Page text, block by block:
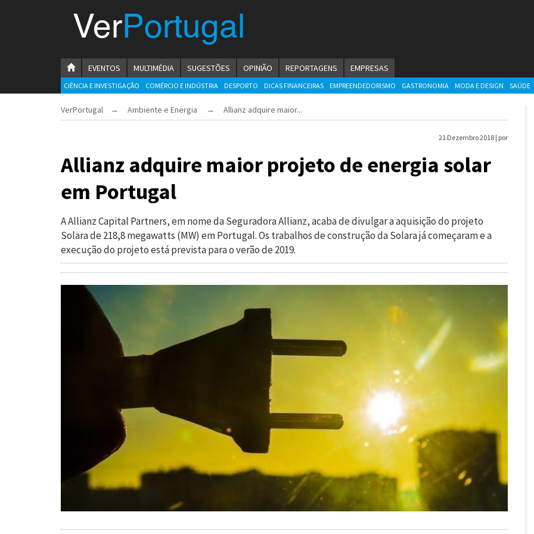
Empreendedorismo
Ambiente e Energia
Construção e Imobiliário
Cultura e Educação
Gastronomia
Telecomunicações
VerPortugal
HOMEPAGE
EVENTOS MULTIMÉDIA SUGESTÕES OPINIÃO REPORTAGENS EMPRESAS
CIÊNCIA E INVESTIGAÇÃO COMÉRCIO E INDÚSTRIA DESPORTO DICAS FINANCEIRAS EMPREENDEDORISMO GASTRONOMIA MODA E DESIGN SAÚDE
VerPortugal → Ambiente e Energia → Allianz adquire maior...
21 Dezembro 2018 | por
Allianz adquire maior projeto de energia solar
em Portugal
A Allianz Capital Partners, em nome da Seguradora Allianz, acaba de divulgar a aquisição do projeto
Solara de 218,8 megawatts (MW) em Portugal. Os trabalhos de construção da Solara já começaram e a
execução do projeto está prevista para o verão de 2019.